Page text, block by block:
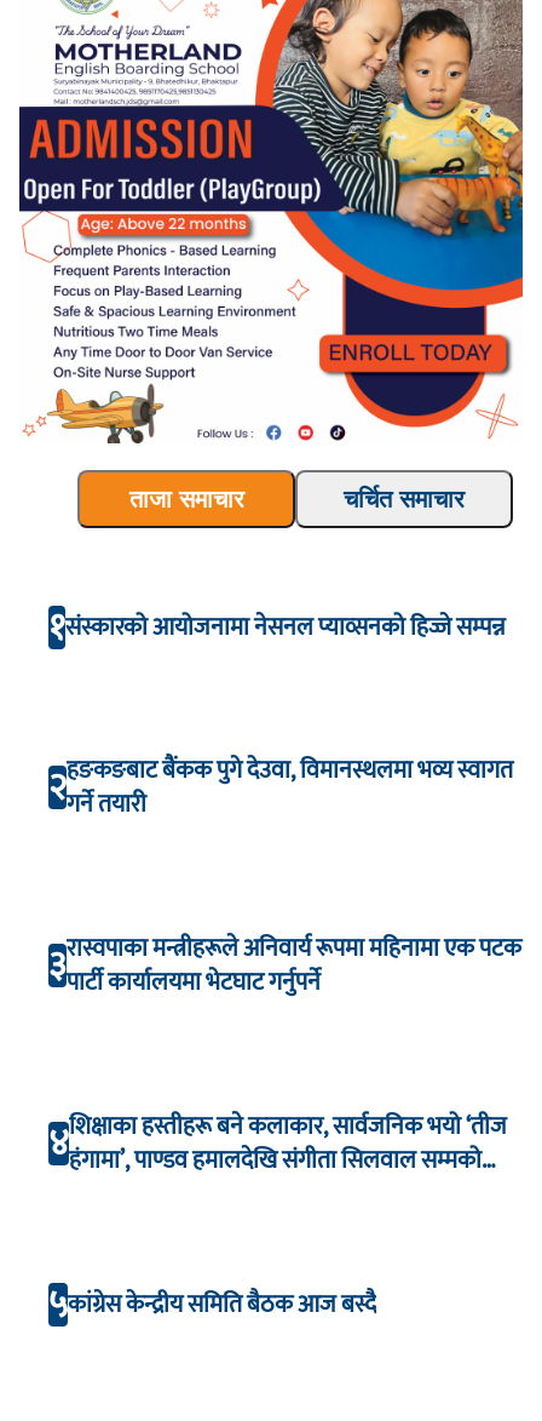
ताजा समाचार चर्चित समाचार
१संस्कारको आयोजनामा नेसनल प्याव्सनको हिज्जे सम्पन्न
२हङकङबाट बैंकक पुगे देउवा, विमानस्थलमा भव्य स्वागत
गर्ने तयारी
३रास्वपाका मन्त्रीहरूले अनिवार्य रूपमा महिनामा एक पटक
पार्टी कार्यालयमा भेटघाट गर्नुपर्ने
४शिक्षाका हस्तीहरू बने कलाकार, सार्वजनिक भयो ‘तीज
हंगामा’, पाण्डव हमालदेखि संगीता सिलवाल सम्मको
५कांग्रेस केन्द्रीय समिति बैठक आज बस्दै